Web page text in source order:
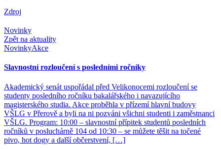
Zdroj
Novinky
Zpět na aktuality
NovinkyAkce
Slavnostní rozloučení s posledními ročníky
Akademický senát uspořádal před Velikonocemi rozloučení se
studenty posledního ročníku bakalářského i navazujícího
magisterského studia. Akce proběhla v přízemí hlavní budovy
VŠLG v Přerově a byli na ni pozváni všichni studenti i zaměstnanci
VŠLG. Program: 10:00 – slavnostní přípitek studentů posledních
ročníků v posluchárně 104 od 10:30 – se můžete těšit na točené
pivo, hot dogy a další občerstvení, […]